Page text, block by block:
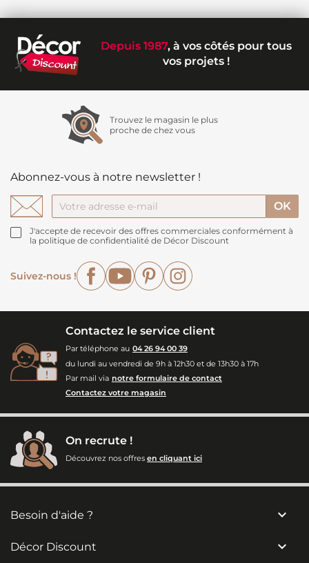
Depuis 1987, à vos côtés pour tous
vos projets !
Trouvez le magasin le plus
proche de chez vous
Abonnez-vous à notre newsletter !
J'accepte de recevoir des offres commerciales conformément à
la politique de confidentialité de Décor Discount
Suivez-nous !
FacebookYouTubePinterest
Contactez le service client
Par téléphone au 04 26 94 00 39
du lundi au vendredi de 9h à 12h30 et de 13h30 à 17h
Par mail via notre formulaire de contact
Contactez votre magasin
On recrute !
Découvrez nos offres en cliquant ici
Besoin d'aide ? 
Décor Discount 